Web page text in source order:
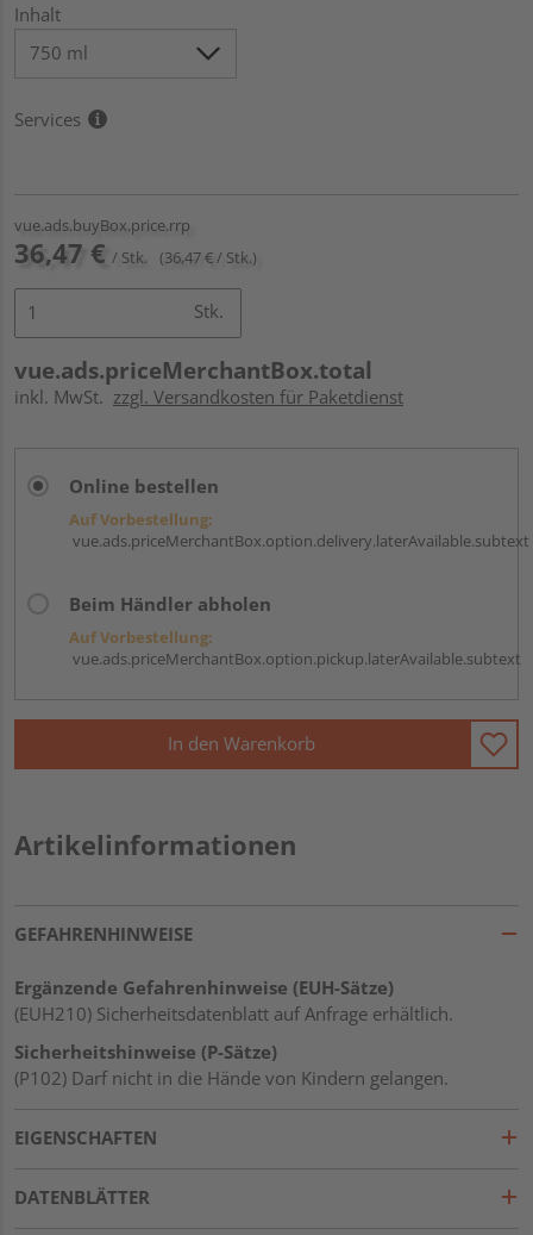
Inhalt
Services
vue.ads.buyBox.price.rrp
36,47 € / Stk. (36,47 € / Stk.)
Stk.
vue.ads.priceMerchantBox.total
inkl. MwSt. zzgl. Versandkosten für Paketdienst
Online bestellen
Auf Vorbestellung:
vue.ads.priceMerchantBox.option.delivery.laterAvailable.subtext
Beim Händler abholen
Auf Vorbestellung:
vue.ads.priceMerchantBox.option.pickup.laterAvailable.subtext
In den Warenkorb
Artikelinformationen
GEFAHRENHINWEISE
Ergänzende Gefahrenhinweise (EUH-Sätze)
(EUH210) Sicherheitsdatenblatt auf Anfrage erhältlich.
Sicherheitshinweise (P-Sätze)
(P102) Darf nicht in die Hände von Kindern gelangen.
EIGENSCHAFTEN
DATENBLÄTTER